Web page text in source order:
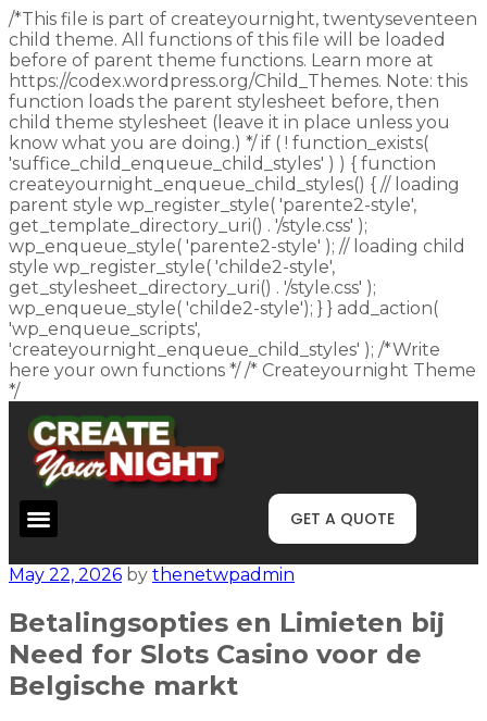
/*This file is part of createyournight, twentyseventeen
child theme. All functions of this file will be loaded
before of parent theme functions. Learn more at
https://codex.wordpress.org/Child_Themes. Note: this
function loads the parent stylesheet before, then
child theme stylesheet (leave it in place unless you
know what you are doing.) */ if ( ! function_exists(
'suffice_child_enqueue_child_styles' ) ) { function
createyournight_enqueue_child_styles() { // loading
parent style wp_register_style( 'parente2-style',
get_template_directory_uri() . '/style.css' );
wp_enqueue_style( 'parente2-style' ); // loading child
style wp_register_style( 'childe2-style',
get_stylesheet_directory_uri() . '/style.css' );
wp_enqueue_style( 'childe2-style'); } } add_action(
'wp_enqueue_scripts',
'createyournight_enqueue_child_styles' ); /*Write
here your own functions */ /* Createyournight Theme
*/
GET A QUOTE
May 22, 2026 by thenetwpadmin
Betalingsopties en Limieten bij
Need for Slots Casino voor de
Belgische markt